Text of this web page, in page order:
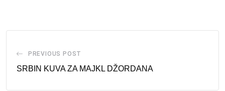
PREVIOUS POST
SRBIN KUVA ZA MAJKL DŽORDANA